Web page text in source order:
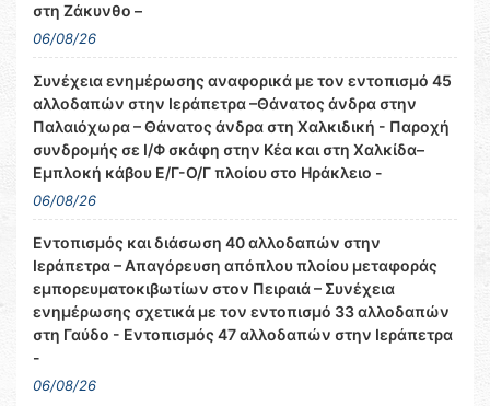
στη Ζάκυνθο –
06/08/26
Συνέχεια ενημέρωσης αναφορικά με τον εντοπισμό 45
αλλοδαπών στην Ιεράπετρα –Θάνατος άνδρα στην
Παλαιόχωρα – Θάνατος άνδρα στη Χαλκιδική - Παροχή
συνδρομής σε Ι/Φ σκάφη στην Κέα και στη Χαλκίδα–
Εμπλοκή κάβου Ε/Γ-Ο/Γ πλοίου στο Ηράκλειο -
06/08/26
Εντοπισμός και διάσωση 40 αλλοδαπών στην
Ιεράπετρα – Απαγόρευση απόπλου πλοίου μεταφοράς
εμπορευματοκιβωτίων στον Πειραιά – Συνέχεια
ενημέρωσης σχετικά με τον εντοπισμό 33 αλλοδαπών
στη Γαύδο - Εντοπισμός 47 αλλοδαπών στην Ιεράπετρα
-
06/08/26